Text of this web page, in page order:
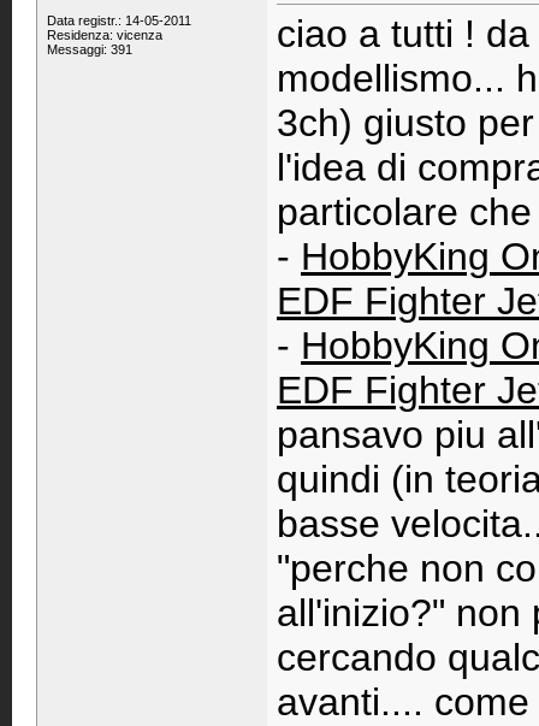
Data registr.: 14-05-2011
Residenza: vicenza
Messaggi: 391
ciao a tutti !
modellismo...
3ch) giusto
l'idea di
particolare
- HobbyKing
EDF Fighter
- HobbyKing
EDF Fighter
pansavo piu
quindi (in
basse
"perche non
all'inizio?" non
cercando
avanti....